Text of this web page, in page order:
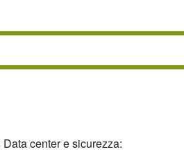
Data center e sicurezza: